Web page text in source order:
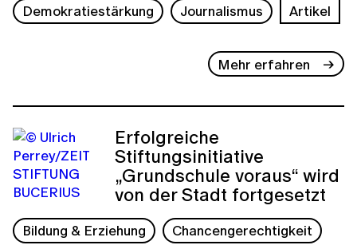
Demokratiestärkung Journalismus Artikel
Mehr erfahren
Erfolgreiche
Stiftungsinitiative
„Grundschule voraus“ wird
von der Stadt fortgesetzt
Bildung & Erziehung
Chancengerechtigkeit